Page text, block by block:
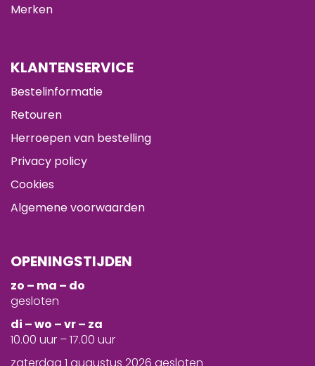
Merken
KLANTENSERVICE
Bestelinformatie
Retouren
Herroepen van bestelling
Privacy policy
Cookies
Algemene voorwaarden
OPENINGSTIJDEN
zo – ma – do
gesloten
di – wo – vr – za
10.00 uur – 17.00 uur
zaterdag 1 augustus 2026 gesloten